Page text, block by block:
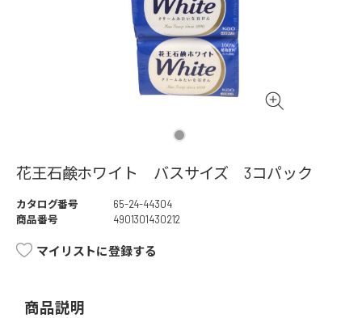
花王石鹸ホワイト バスサイズ 3コパック
カタログ番号
65-24-44304
商品番号
4901301430212
マイリストに登録する
商品説明